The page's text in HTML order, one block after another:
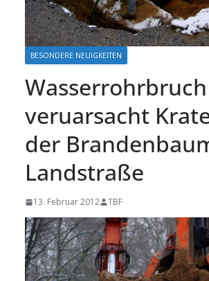
BESONDERE NEUIGKEITEN
Wasserrohrbruch
veruarsacht
der
Landstraße
13. Februar 2012 TBF